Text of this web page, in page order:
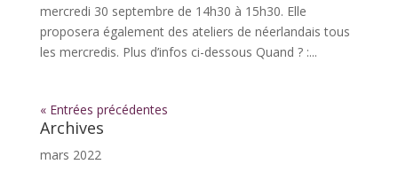
mercredi 30 septembre de 14h30 à 15h30. Elle
proposera également des ateliers de néerlandais tous
les mercredis. Plus d’infos ci-dessous Quand ? :...
« Entrées précédentes
Archives
mars 2022